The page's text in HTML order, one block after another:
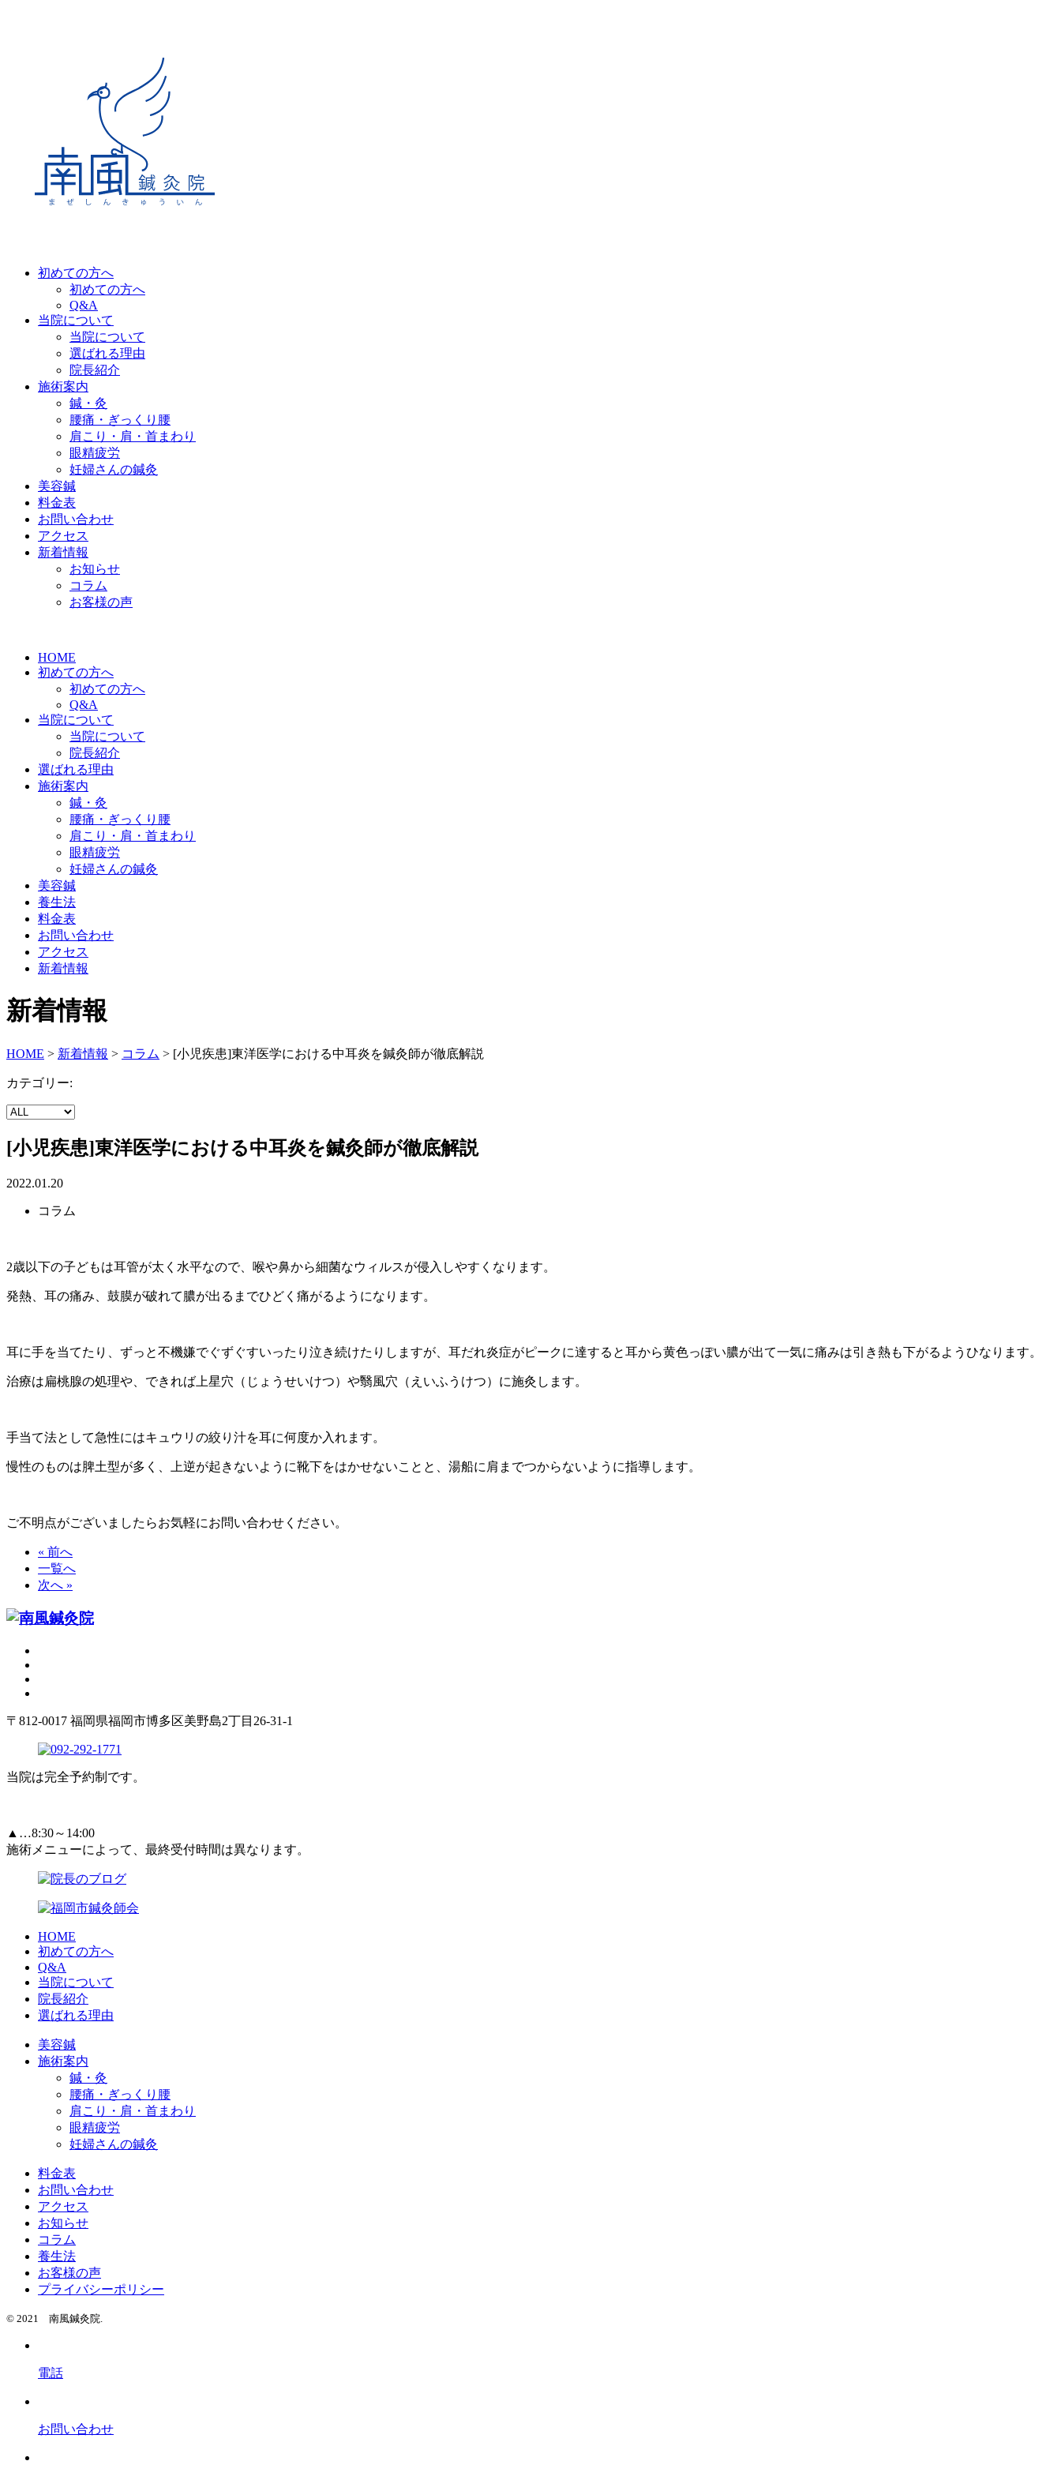
初めての方へ
初めての方へ
Q&A
当院について
当院について
選ばれる理由
院長紹介
施術案内
鍼・灸
腰痛・ぎっくり腰
肩こり・肩・首まわり
眼精疲労
妊婦さんの鍼灸
美容鍼
料金表
お問い合わせ
アクセス
新着情報
お知らせ
コラム
お客様の声
HOME
初めての方へ
初めての方へ
Q&A
当院について
当院について
院長紹介
選ばれる理由
施術案内
鍼・灸
腰痛・ぎっくり腰
肩こり・肩・首まわり
眼精疲労
妊婦さんの鍼灸
美容鍼
養生法
料金表
お問い合わせ
アクセス
新着情報
新着情報
HOME > 新着情報 > コラム > [小児疾患]東洋医学における中耳炎を鍼灸師が徹底解説
カテゴリー:
[小児疾患]東洋医学における中耳炎を鍼灸師が徹底解説
2022.01.20
コラム
2歳以下の子どもは耳管が太く水平なので、喉や鼻から細菌なウィルスが侵入しやすくなります。
発熱、耳の痛み、鼓膜が破れて膿が出るまでひどく痛がるようになります。
耳に手を当てたり、ずっと不機嫌でぐずぐすいったり泣き続けたりしますが、耳だれ炎症がピークに達すると耳から黄色っぽい膿が出て一気に痛みは引き熱も下がるようひなります。
治療は扁桃腺の処理や、できれば上星穴（じょうせいけつ）や翳風穴（えいふうけつ）に施灸します。
手当て法として急性にはキュウリの絞り汁を耳に何度か入れます。
慢性のものは脾土型が多く、上逆が起きないように靴下をはかせないことと、湯船に肩までつからないように指導します。
ご不明点がございましたらお気軽にお問い合わせください。
« 前へ
一覧へ
次へ »
〒812-0017 福岡県福岡市博多区美野島2丁目26-31-1
当院は完全予約制です。
▲…8:30～14:00
施術メニューによって、最終受付時間は異なります。
HOME
初めての方へ
Q&A
当院について
院長紹介
選ばれる理由
美容鍼
施術案内
鍼・灸
腰痛・ぎっくり腰
肩こり・肩・首まわり
眼精疲労
妊婦さんの鍼灸
料金表
お問い合わせ
アクセス
お知らせ
コラム
養生法
お客様の声
プライバシーポリシー
© 2021 南風鍼灸院.
電話
お問い合わせ